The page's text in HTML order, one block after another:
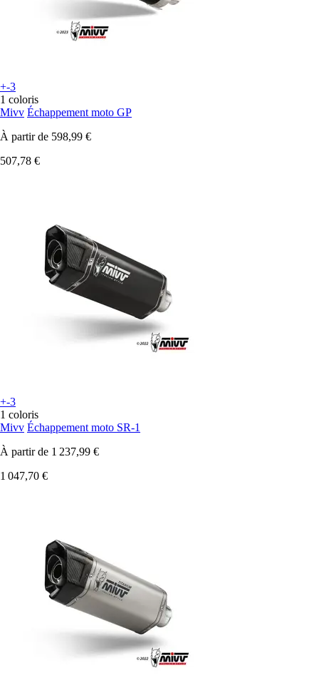
+-3
1 coloris
Mivv Échappement moto GP
À partir de 598,99 €
507,78 €
+-3
1 coloris
Mivv Échappement moto SR-1
À partir de 1 237,99 €
1 047,70 €